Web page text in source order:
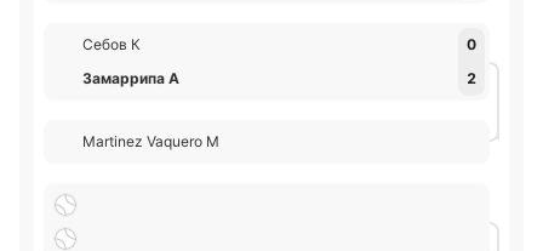
Себов К
0
Замаррипа А
2
Martinez Vaquero М